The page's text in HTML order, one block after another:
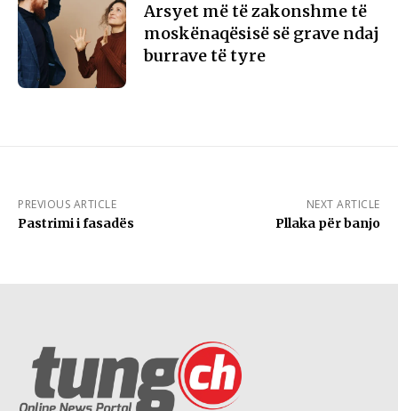
Arsyet më të zakonshme të
moskënaqësisë së grave ndaj
burrave të tyre
PREVIOUS ARTICLE
Pastrimi i fasadës
NEXT ARTICLE
Pllaka për banjo